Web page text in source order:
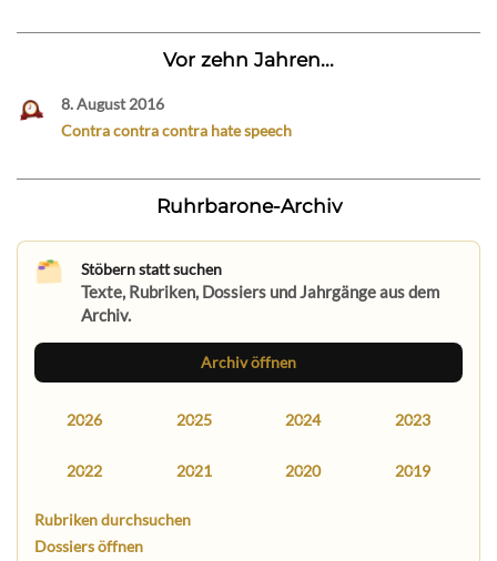
Vor zehn Jahren...
8. August 2016
Contra contra contra hate speech
Ruhrbarone-Archiv
Stöbern statt suchen
Texte, Rubriken, Dossiers und Jahrgänge aus dem
Archiv.
Archiv öffnen
2026 2025 2024 2023
2022 2021 2020 2019
Rubriken durchsuchen
Dossiers öffnen